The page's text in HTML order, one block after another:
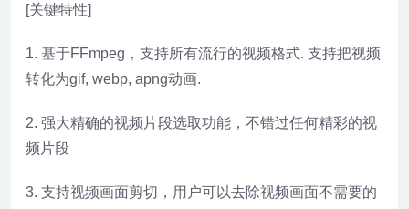
[关键特性]
1. 基于FFmpeg，支持所有流行的视频格式. 支持把视频
转化为gif, webp, apng动画.
2. 强大精确的视频片段选取功能，不错过任何精彩的视
频片段
3. 支持视频画面剪切，用户可以去除视频画面不需要的